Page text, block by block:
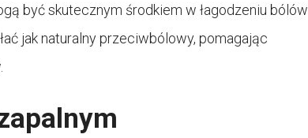
być skutecznym środkiem w łagodzeniu bólów
jak naturalny przeciwbólowy, pomagając